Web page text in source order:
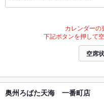
カレンダーの
下記ボタンを押して
空席
奥州ろばた天海 一番町店